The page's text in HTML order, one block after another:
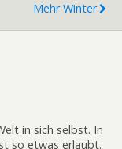
Mehr Winter
in sich selbst. In
so etwas erlaubt.